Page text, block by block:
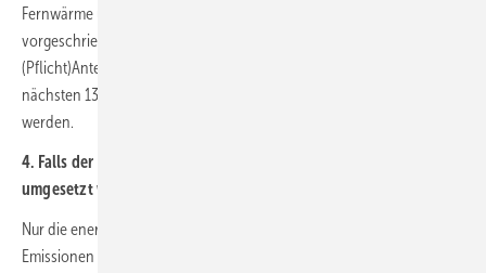
Fernwärme und Gas so schnell wie möglich eingeführt und gesetzlich
vorgeschrieben werden. Dann könnte das Einhalten eines steigenden
(Pflicht)Anteils von 65 – 95 % erneuerbarer Endenergieträger in den
nächsten 13 bis 18 Jahren jährlich transparent nachgewiesen
werden.
4. Falls der Transformationsplan nicht oder nicht richtig
umgesetzt wird: Wie sollte dann die Anrechnung erfolgen?
Nur die energetische gleichberechtigte Allokation der CO
Emissionen auf Strom und Wärme aus Kraft-Wärme-Kopplung erlaubt